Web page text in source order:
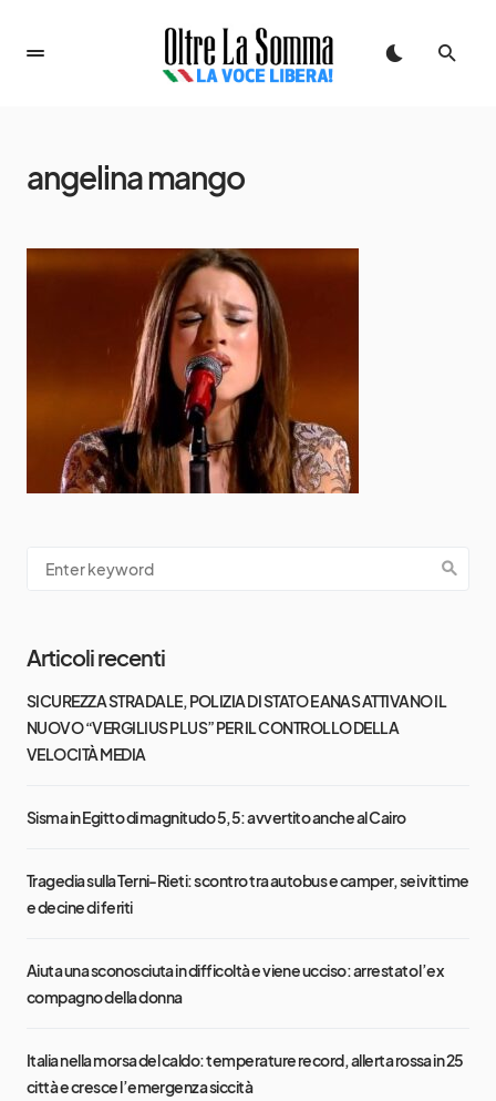
angelina mango
Articoli recenti
SICUREZZA STRADALE, POLIZIA DI STATO E ANAS ATTIVANO IL
NUOVO “VERGILIUS PLUS” PER IL CONTROLLO DELLA
VELOCITÀ MEDIA
Sisma in Egitto di magnitudo 5,5: avvertito anche al Cairo
Tragedia sulla Terni-Rieti: scontro tra autobus e camper, sei vittime
e decine di feriti
Aiuta una sconosciuta in difficoltà e viene ucciso: arrestato l’ex
compagno della donna
Italia nella morsa del caldo: temperature record, allerta rossa in 25
città e cresce l’emergenza siccità